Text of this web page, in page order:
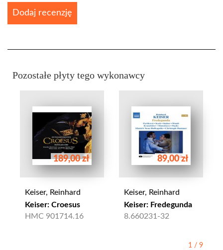
Dodaj recenzję
Pozostałe płyty tego wykonawcy
189,00 zł
Keiser, Reinhard
Keiser: Croesus
HMC 901714.16
89,00 zł
Keiser, Reinhard
Keiser: Fredegunda
8.660231-32
1 / 9